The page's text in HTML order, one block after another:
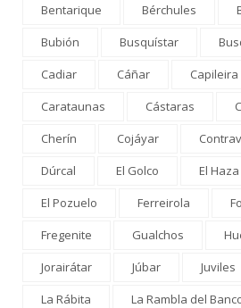
Bentarique
Bérchules
Bubión
Busquístar
Cadiar
Cáñar Capileira
Carataunas
Cástaras
Cherín
Cojáyar
Dúrcal
El Golco
El
El Pozuelo
Ferreirola
Fregenite
Gualchos
Jorairátar
Júbar Juviles
La Rábita
La Rambla del